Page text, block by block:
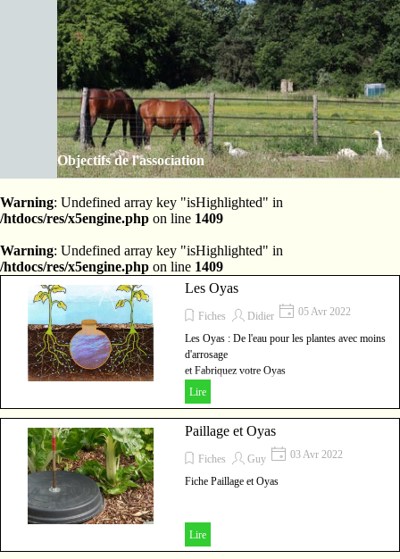
Aller au contenu
Les Amis de la ferme des Clos
Sauter le menu
Objectifs de l'association
Warning: Undefined array key "isHighlighted" in
/htdocs/res/x5engine.php on line 1409
Warning: Undefined array key "isHighlighted" in
/htdocs/res/x5engine.php on line 1409
Les Oyas
Fiches Didier 05 Avr 2022
Les Oyas : De l'eau pour les plantes avec moins
d'arrosage
et Fabriquez votre Oyas
Lire
Paillage et Oyas
Fiches Guy 03 Avr 2022
Fiche Paillage et Oyas
Lire